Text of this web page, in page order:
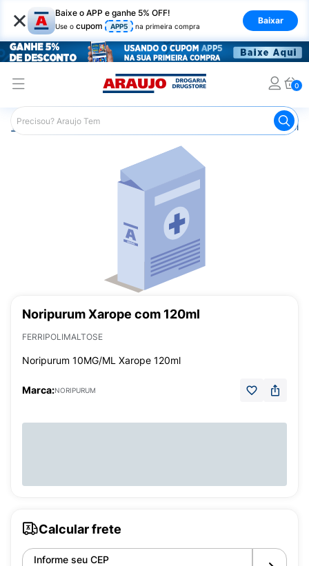
× Baixe o APP e ganhe 5% OFF!
Use o cupom APP5 na primeira compra
Baixar
0
Araujo Saúde e Bem Estar
Noripurum Xarope com 120ml
FERRIPOLIMALTOSE
Noripurum 10MG/ML Xarope 120ml
Marca:NORIPURUM
Calcular frete
Informe seu CEP